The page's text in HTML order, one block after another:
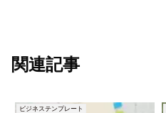
関連記事
ビジネステンプレート